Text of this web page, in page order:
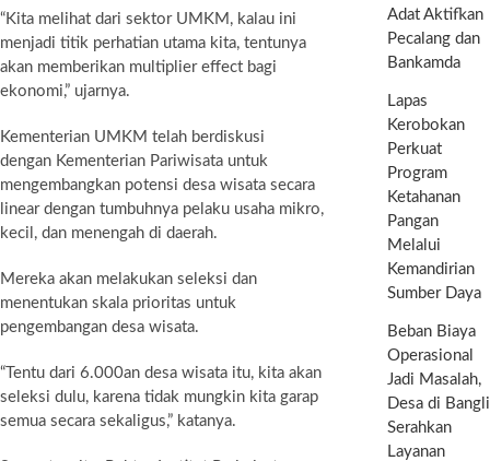
“Kita melihat dari sektor UMKM, kalau ini
menjadi titik perhatian utama kita, tentunya
akan memberikan multiplier effect bagi
ekonomi,” ujarnya.
Kementerian UMKM telah berdiskusi
dengan Kementerian Pariwisata untuk
mengembangkan potensi desa wisata secara
linear dengan tumbuhnya pelaku usaha mikro,
kecil, dan menengah di daerah.
Mereka akan melakukan seleksi dan
menentukan skala prioritas untuk
pengembangan desa wisata.
“Tentu dari 6.000an desa wisata itu, kita akan
seleksi dulu, karena tidak mungkin kita garap
semua secara sekaligus,” katanya.
Adat Aktifkan
Pecalang dan
Bankamda
Lapas
Kerobokan
Perkuat
Program
Ketahanan
Pangan
Melalui
Kemandirian
Sumber Daya
Beban Biaya
Operasional
Jadi Masalah,
Desa di Bangli
Serahkan
Layanan